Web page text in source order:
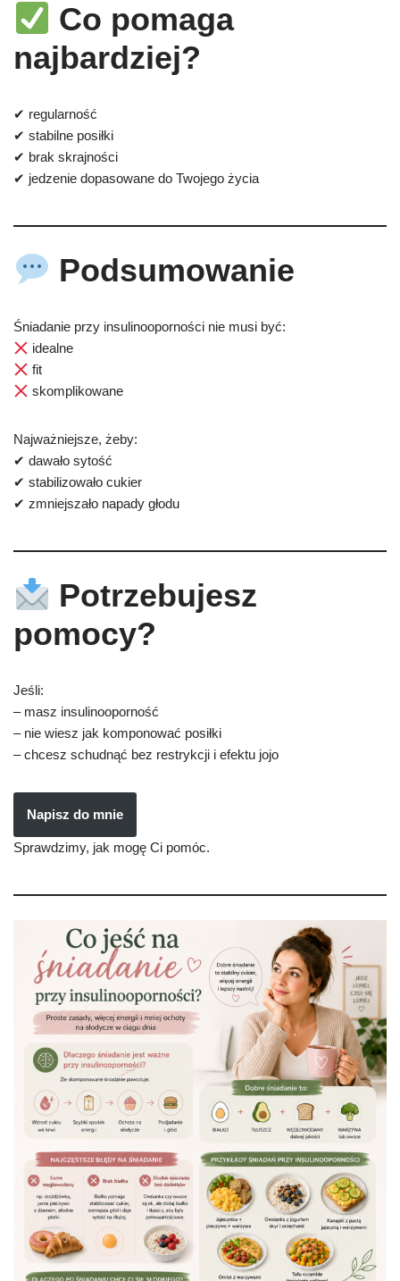
Co pomaga
najbardziej?
✔ regularność
✔ stabilne posiłki
✔ brak skrajności
✔ jedzenie dopasowane do Twojego życia
Podsumowanie
Śniadanie przy insulinooporności nie musi być:
idealne
fit
skomplikowane
Najważniejsze, żeby:
✔ dawało sytość
✔ stabilizowało cukier
✔ zmniejszało napady głodu
Potrzebujesz
pomocy?
Jeśli:
– masz insulinooporność
– nie wiesz jak komponować posiłki
– chcesz schudnąć bez restrykcji i efektu jojo
Napisz do mnie
Sprawdzimy, jak mogę Ci pomóc.